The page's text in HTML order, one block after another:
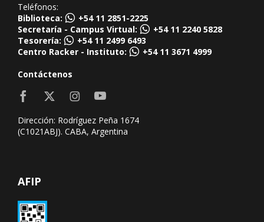
Teléfonos:
Biblioteca:
+54 11 2851-2225
Secretaría - Campus Virtual:
+54 11 2240 5828
Tesorería:
+54 11 2499 6493
Centro Racker - Instituto:
+54 11 3671 4999
Contáctenos
Dirección: Rodríguez Peña 1674
(C1021ABJ). CABA, Argentina
AFIP